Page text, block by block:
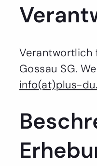
Verantwortlich
Gossau SG.
info(at)plus-